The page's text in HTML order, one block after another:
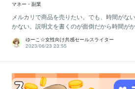
マネー・副業
メルカリで商品を売りたい。でも、時間がな
かない。説明文を書くのが面倒だから時間が
ゆーこ☆女性向け共感セールスライター
2023/06/23 23:55